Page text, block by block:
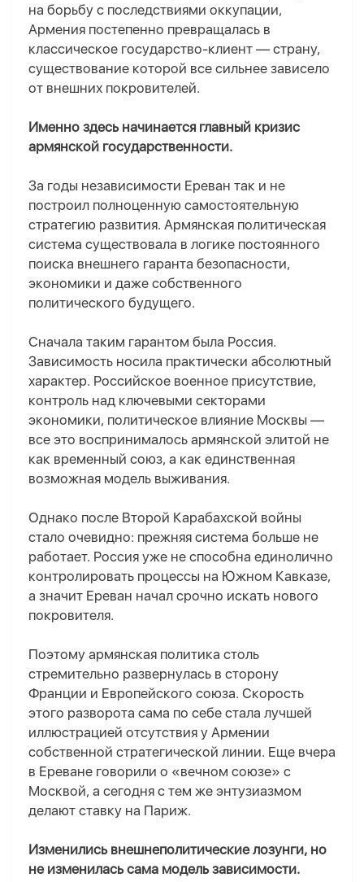
на борьбу с последствиями оккупации,
Армения постепенно превращалась в
классическое государство-клиент — страну,
существование которой все сильнее зависело
от внешних покровителей.
Именно здесь начинается главный кризис
армянской государственности.
За годы независимости Ереван так и не
построил полноценную самостоятельную
стратегию развития. Армянская политическая
система существовала в логике постоянного
поиска внешнего гаранта безопасности,
экономики и даже собственного
политического будущего.
Сначала таким гарантом была Россия.
Зависимость носила практически абсолютный
характер. Российское военное присутствие,
контроль над ключевыми секторами
экономики, политическое влияние Москвы —
все это воспринималось армянской элитой не
как временный союз, а как единственная
возможная модель выживания.
Однако после Второй Карабахской войны
стало очевидно: прежняя система больше не
работает. Россия уже не способна единолично
контролировать процессы на Южном Кавказе,
а значит Ереван начал срочно искать нового
покровителя.
Поэтому армянская политика столь
стремительно развернулась в сторону
Франции и Европейского союза. Скорость
этого разворота сама по себе стала лучшей
иллюстрацией отсутствия у Армении
собственной стратегической линии. Еще вчера
в Ереване говорили о «вечном союзе» с
Москвой, а сегодня с тем же энтузиазмом
делают ставку на Париж.
Изменились внешнеполитические лозунги, но
не изменилась сама модель зависимости.